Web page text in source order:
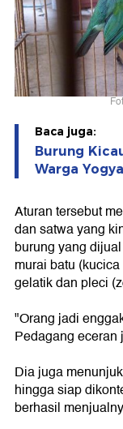
Baca juga:
Burung
Warga
Aturan tersebut
dan satwa yang
burung yang
murai batu
gelatik dan pleci
"Orang jadi
Pedagang eceran
Dia juga
hingga siap
berhasil